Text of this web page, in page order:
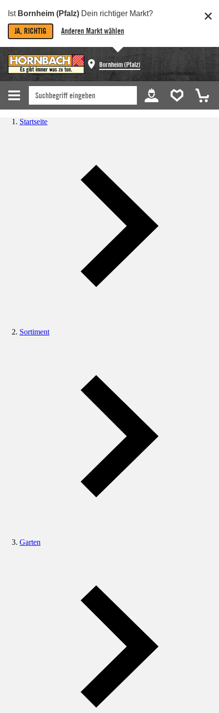
Ist Bornheim (Pfalz) Dein richtiger Markt?
JA, RICHTIG Anderen Markt wählen
Bornheim (Pfalz)
Startseite
Sortiment
Garten